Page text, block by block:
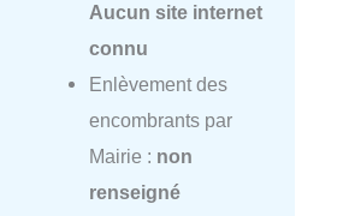
Aucun site internet
connu
Enlèvement des
encombrants par
Mairie : non
renseigné